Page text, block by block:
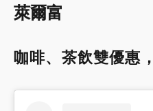
萊爾富
咖啡、茶飲雙優惠